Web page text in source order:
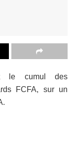
le cumul des
FCFA, sur un